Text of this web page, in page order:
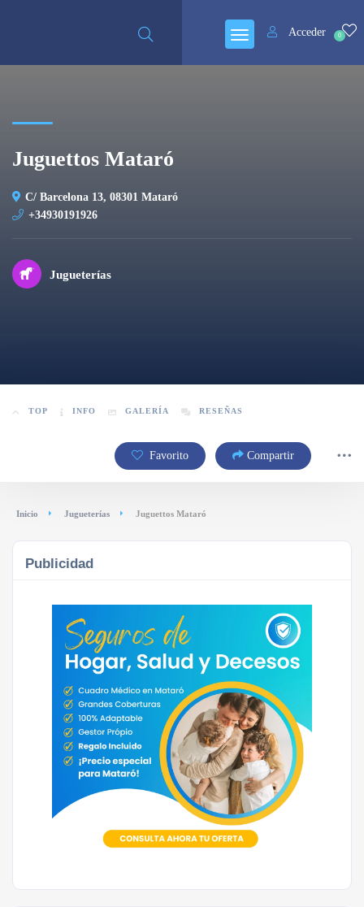
0
Acceder
Juguettos Mataró
C/ Barcelona 13, 08301 Mataró
+34930191926
Jugueterías
TOP INFO GALERÍA RESEÑAS
Favorito Compartir
Inicio Jugueterías Juguettos Mataró
Publicidad